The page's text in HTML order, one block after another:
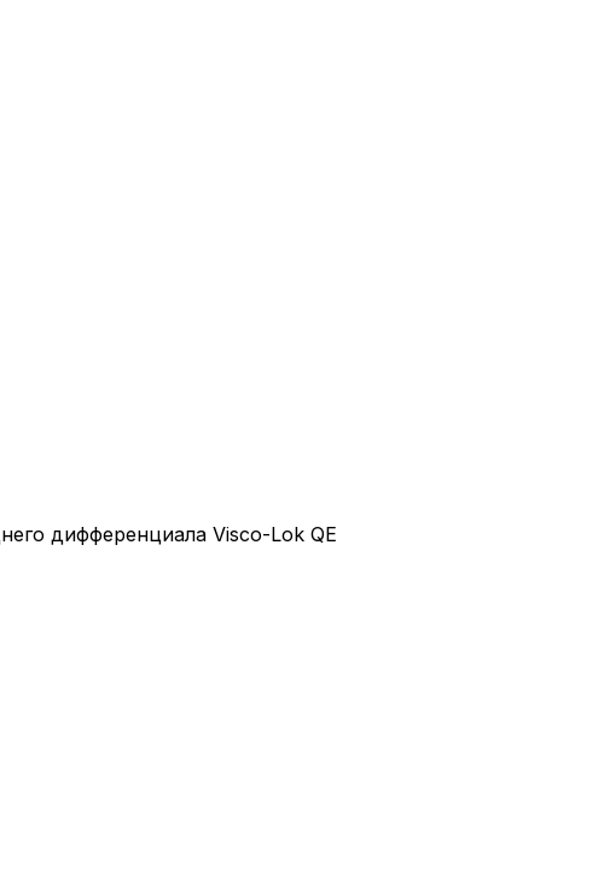
дифференциала Visco-Lok QE